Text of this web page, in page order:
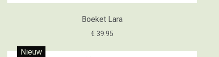
Boeket Lara
€ 39.95
Nieuw